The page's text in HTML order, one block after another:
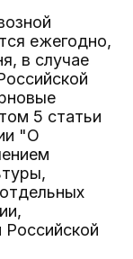
ежегодно,
в случае
5 статьи
"О